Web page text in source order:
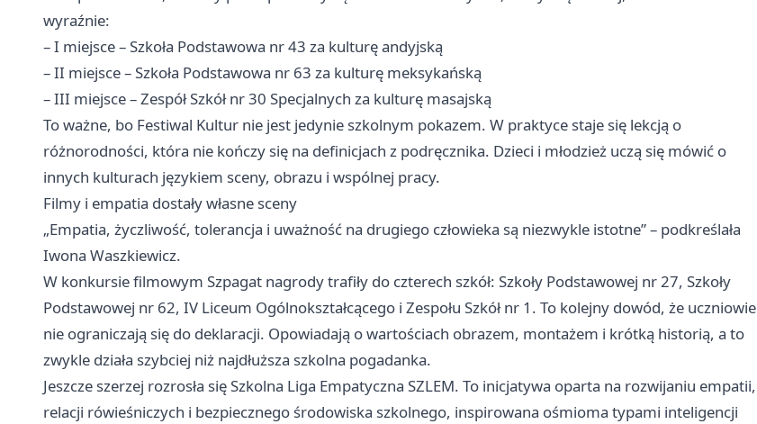
wyraźnie:
– I miejsce – Szkoła Podstawowa nr 43 za kulturę andyjską
– II miejsce – Szkoła Podstawowa nr 63 za kulturę meksykańską
– III miejsce – Zespół Szkół nr 30 Specjalnych za kulturę masajską
To ważne, bo Festiwal Kultur nie jest jedynie szkolnym pokazem. W praktyce staje się lekcją o
różnorodności, która nie kończy się na definicjach z podręcznika. Dzieci i młodzież uczą się mówić o
innych kulturach językiem sceny, obrazu i wspólnej pracy.
Filmy i empatia dostały własne sceny
„Empatia, życzliwość, tolerancja i uważność na drugiego człowieka są niezwykle istotne” – podkreślała
Iwona Waszkiewicz.
W konkursie filmowym Szpagat nagrody trafiły do czterech szkół: Szkoły Podstawowej nr 27, Szkoły
Podstawowej nr 62, IV Liceum Ogólnokształcącego i Zespołu Szkół nr 1. To kolejny dowód, że uczniowie
nie ograniczają się do deklaracji. Opowiadają o wartościach obrazem, montażem i krótką historią, a to
zwykle działa szybciej niż najdłuższa szkolna pogadanka.
Jeszcze szerzej rozrosła się Szkolna Liga Empatyczna SZLEM. To inicjatywa oparta na rozwijaniu empatii,
relacji rówieśniczych i bezpiecznego środowiska szkolnego, inspirowana ośmioma typami inteligencji